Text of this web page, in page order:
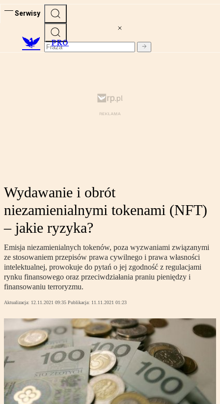
Serwisy
PRO
Wydawanie i obrót
niezamienialnymi tokenami (NFT)
– jakie ryzyka?
Emisja niezamienialnych tokenów, poza wyzwaniami związanymi
ze stosowaniem przepisów prawa cywilnego i prawa własności
intelektualnej, prowokuje do pytań o jej zgodność z regulacjami
rynku finansowego oraz przeciwdziałania praniu pieniędzy i
finansowaniu terroryzmu.
Aktualizacja: 12.11.2021 09:35 Publikacja: 11.11.2021 01:23